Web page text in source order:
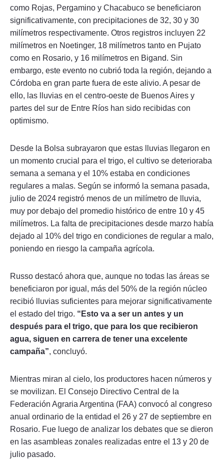
como Rojas, Pergamino y Chacabuco se beneficiaron
significativamente, con precipitaciones de 32, 30 y 30
milímetros respectivamente. Otros registros incluyen 22
milímetros en Noetinger, 18 milímetros tanto en Pujato
como en Rosario, y 16 milímetros en Bigand. Sin
embargo, este evento no cubrió toda la región, dejando a
Córdoba en gran parte fuera de este alivio. A pesar de
ello, las lluvias en el centro-oeste de Buenos Aires y
partes del sur de Entre Ríos han sido recibidas con
optimismo.
Desde la Bolsa subrayaron que estas lluvias llegaron en
un momento crucial para el trigo, el cultivo se deterioraba
semana a semana y el 10% estaba en condiciones
regulares a malas. Según se informó la semana pasada,
julio de 2024 registró menos de un milímetro de lluvia,
muy por debajo del promedio histórico de entre 10 y 45
milímetros. La falta de precipitaciones desde marzo había
dejado al 10% del trigo en condiciones de regular a malo,
poniendo en riesgo la campaña agrícola.
Russo destacó ahora que, aunque no todas las áreas se
beneficiaron por igual, más del 50% de la región núcleo
recibió lluvias suficientes para mejorar significativamente
el estado del trigo. “Esto va a ser un antes y un
después para el trigo, que para los que recibieron
agua, siguen en carrera de tener una excelente
campaña”, concluyó.
Mientras miran al cielo, los productores hacen números y
se movilizan. El Consejo Directivo Central de la
Federación Agraria Argentina (FAA) convocó al congreso
anual ordinario de la entidad el 26 y 27 de septiembre en
Rosario. Fue luego de analizar los debates que se dieron
en las asambleas zonales realizadas entre el 13 y 20 de
julio pasado.